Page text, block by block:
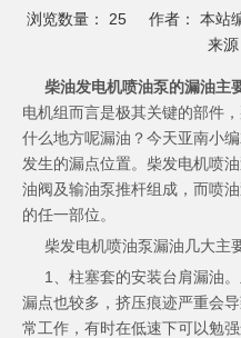
浏览数量： 25 作者： 本站
来源
柴油发电机喷油泵的漏油主
电机组而言是极其关键的部件
什么地方呢漏油？今天亚南小
发生的漏点位置。柴发电机喷
油阀及输油泵推杆组成，而喷
的任一部位。
柴发电机喷油泵漏油几大主
1、柱塞套的安装台肩漏油。
漏点也较多，挤压痕迹严重会
常工作，有时在低速下可以勉